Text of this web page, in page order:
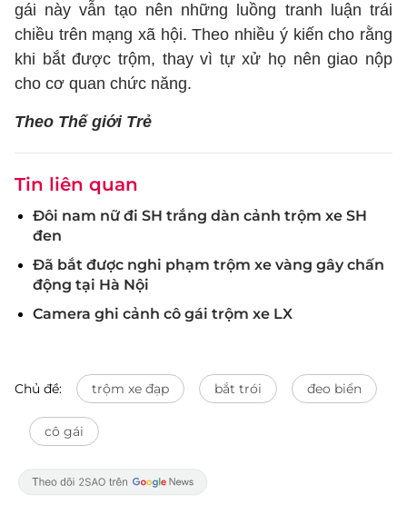
gái này vẫn tạo nên những luồng tranh luận trái
chiều trên mạng xã hội. Theo nhiều ý kiến cho rằng
khi bắt được trộm, thay vì tự xử họ nên giao nộp
cho cơ quan chức năng.
Theo Thế giới Trẻ
Tin liên quan
Đôi nam nữ đi SH trắng dàn cảnh trộm xe SH
đen
Đã bắt được nghi phạm trộm xe vàng gây chấn
động tại Hà Nội
Camera ghi cảnh cô gái trộm xe LX
Chủ đề: trộm xe đạp bắt trói đeo biển
cô gái